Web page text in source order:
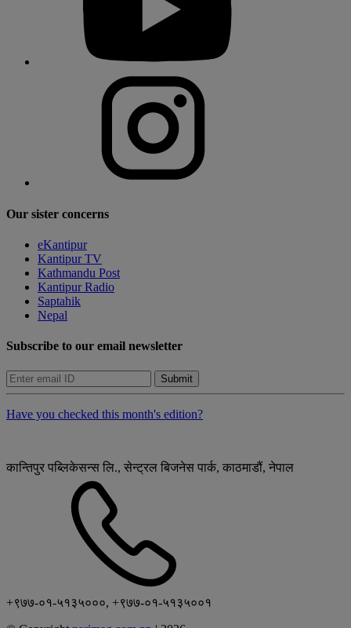
Our sister concerns
eKantipur
Kantipur TV
Kathmandu Post
Kantipur Radio
Saptahik
Nepal
Subscribe to our email newsletter
Submit
Have you checked this month's edition?
कान्तिपुर पब्लिकेसन्स लि., सेन्ट्रल बिजनेस पार्क, काठमाडौं, नेपाल
+९७७-०१-५१३५०००, +९७७-०१-५१३५००१